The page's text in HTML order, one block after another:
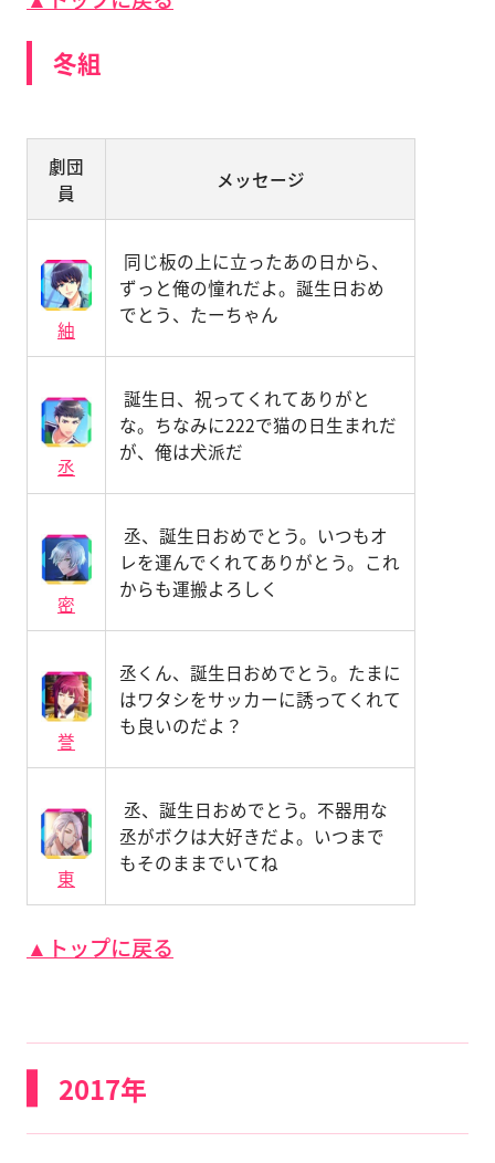
冬組
劇団
員
メッセージ
紬
同じ板の上に立ったあの日から、
ずっと俺の憧れだよ。誕生日おめ
でとう、たーちゃん
丞
誕生日、祝ってくれてありがと
な。ちなみに222で猫の日生まれだ
が、俺は犬派だ
密
丞、誕生日おめでとう。いつもオ
レを運んでくれてありがとう。これ
からも運搬よろしく
誉
丞くん、誕生日おめでとう。たまに
はワタシをサッカーに誘ってくれて
も良いのだよ？
東
丞、誕生日おめでとう。不器用な
丞がボクは大好きだよ。いつまで
もそのままでいてね
▲トップに戻る
2017年